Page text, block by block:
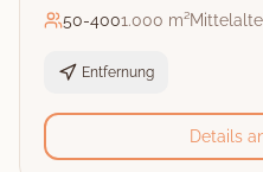
50-4001.000 m²
Entfernung
Details